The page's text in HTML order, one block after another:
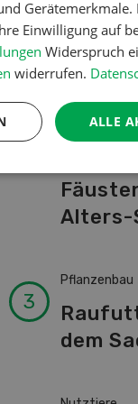
von A-
Alters-
Pflanzenbau
dem
Einwilligung auf
Widerspruch
widerrufen.
ALLE